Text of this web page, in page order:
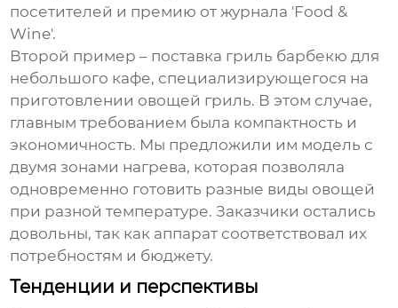
посетителей и премию от журнала 'Food &
Wine'.
Второй пример – поставка гриль барбекю для
небольшого кафе, специализирующегося на
приготовлении овощей гриль. В этом случае,
главным требованием была компактность и
экономичность. Мы предложили им модель с
двумя зонами нагрева, которая позволяла
одновременно готовить разные виды овощей
при разной температуре. Заказчики остались
довольны, так как аппарат соответствовал их
потребностям и бюджету.
Тенденции и перспективы